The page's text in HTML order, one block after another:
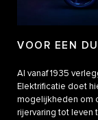
VOOR EEN
Al vanaf 1935
Elektrificatie doet
mogelijkheden om
rijervaring tot leven